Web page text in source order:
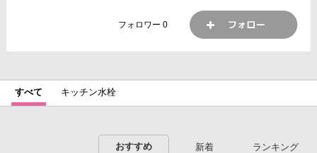
フォロワー0
すべて キッチン水栓
おすすめ 新着 ランキング